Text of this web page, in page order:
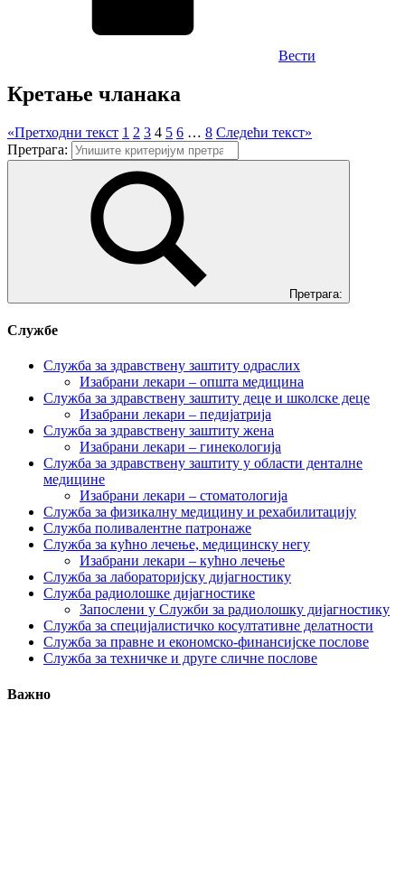
Вести
Кретање чланака
«Претходни текст 1 2 3 4 5 6 … 8 Следећи текст»
Претрага:
Претрага:
Службе
Служба за здравствену заштиту одраслих
Изабрани лекари – општа медицина
Служба за здравствену заштиту деце и школске деце
Изабрани лекари – педијатрија
Служба за здравствену заштиту жена
Изабрани лекари – гинекологија
Служба за здравствену заштиту у области денталне
медицине
Изабрани лекари – стоматологија
Служба за физикалну медицину и рехабилитацију
Служба поливалентне патронаже
Служба за кућно лечење, медицинску негу
Изабрани лекари – кућно лечење
Служба за лабораторијску дијагностику
Служба радиолошке дијагностике
Запослени у Служби за радиолошку дијагностику
Служба за специјалистичко косултативне делатности
Служба за правне и економско-финансијске послове
Служба за техничке и друге сличне послове
Важно